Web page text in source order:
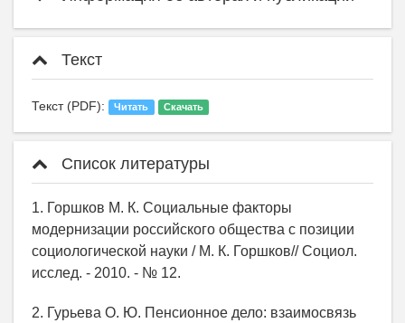
Текст
Текст (PDF): Читать Скачать
Список литературы
1. Горшков М. К. Социальные факторы
модернизации российского общества с позиции
социологической науки / М. К. Горшков// Социол.
исслед. - 2010. - № 12.
2. Гурьева О. Ю. Пенсионное дело: взаимосвязь